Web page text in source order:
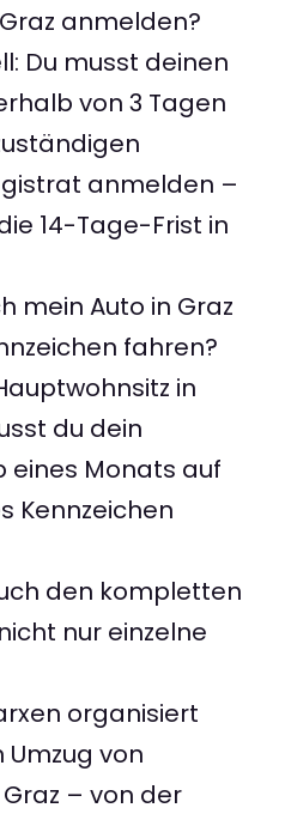
anmelden?
Du musst deinen
von 3 Tagen
anmelden –
14-Tage-Frist in
mein Auto in Graz
fahren?
in
du dein
eines Monats auf
Kennzeichen
den kompletten
nur einzelne
organisiert
von
– von der